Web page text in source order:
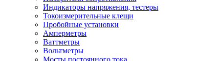
Индикаторы напряжения, тестеры
Токоизмерительные клещи
Пробойные установки
Амперметры
Ваттметры
Вольтметры
Мосты постоянного тока